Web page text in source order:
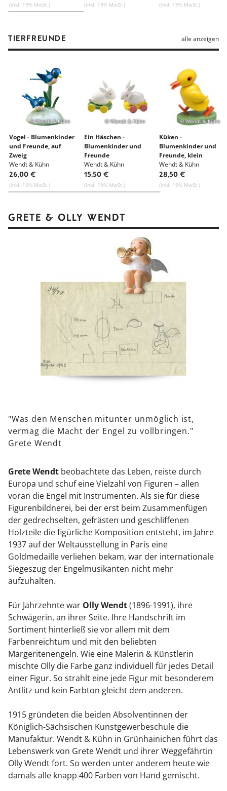
(inkl. 19% MwSt.) (inkl. 19% MwSt.) (inkl. 19% MwSt.)
TIERFREUNDE alle anzeigen
© Wendt & Kühn
Vogel - Blumenkinder
und Freunde, auf
Zweig
Wendt & Kühn
26,00 €
(inkl. 19% MwSt.)
© Wendt & Kühn
Ein Häschen -
Blumenkinder und
Freunde
Wendt & Kühn
15,50 €
(inkl. 19% MwSt.)
© Wendt & Kühn
Küken -
Blumenkinder und
Freunde, klein
Wendt & Kühn
28,50 €
(inkl. 19% MwSt.)
GRETE & OLLY WENDT
"Was den Menschen mitunter unmöglich ist,
vermag die Macht der Engel zu vollbringen."
Grete Wendt
Grete Wendt beobachtete das Leben, reiste durch
Europa und schuf eine Vielzahl von Figuren – allen
voran die Engel mit Instrumenten. Als sie für diese
Figurenbildnerei, bei der erst beim Zusammenfügen
der gedrechselten, gefrästen und geschliffenen
Holzteile die figürliche Komposition entsteht, im Jahre
1937 auf der Weltausstellung in Paris eine
Goldmedaille verliehen bekam, war der internationale
Siegeszug der Engelmusikanten nicht mehr
aufzuhalten.
Für Jahrzehnte war Olly Wendt(1896-1991), ihre
Schwägerin, an ihrer Seite. Ihre Handschrift im
Sortiment hinterließ sie vor allem mit dem
Farbenreichtum und mit den beliebten
Margeritenengeln. Wie eine Malerin & Künstlerin
mischte Olly die Farbe ganz individuell für jedes Detail
einer Figur. So strahlt eine jede Figur mit besonderem
Antlitz und kein Farbton gleicht dem anderen.
1915 gründeten die beiden Absolventinnen der
Königlich-Sächsischen Kunstgewerbeschule die
Manufaktur. Wendt & Kühn in Grünhainichen führt das
Lebenswerk von Grete Wendt und ihrer Weggefährtin
Olly Wendt fort. So werden unter anderem heute wie
damals alle knapp 400 Farben von Hand gemischt.